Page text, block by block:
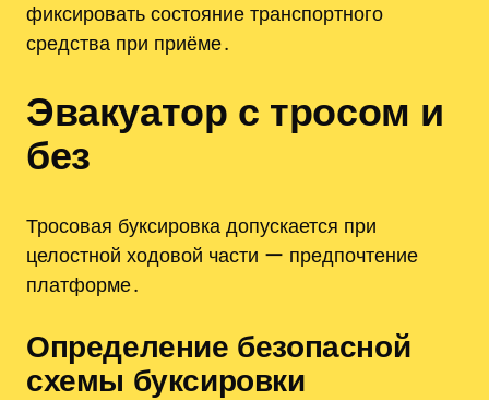
фиксировать состояние транспортного
средства при приёме․
Эвакуатор с тросом и
без
Тросовая буксировка допускается при
целостной ходовой части ー предпочтение
платформе․
Определение безопасной
схемы буксировки